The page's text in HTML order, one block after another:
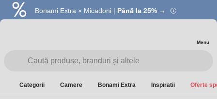
Bonami Extra × Micadoni | Până la 25% →
Summer Sale | Economisești până la 40% →
Menu
Categorii Camere Bonami Extra Inspiratii Oferte